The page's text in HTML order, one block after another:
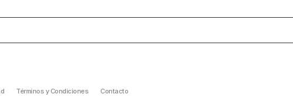
Términos y Condiciones Contacto